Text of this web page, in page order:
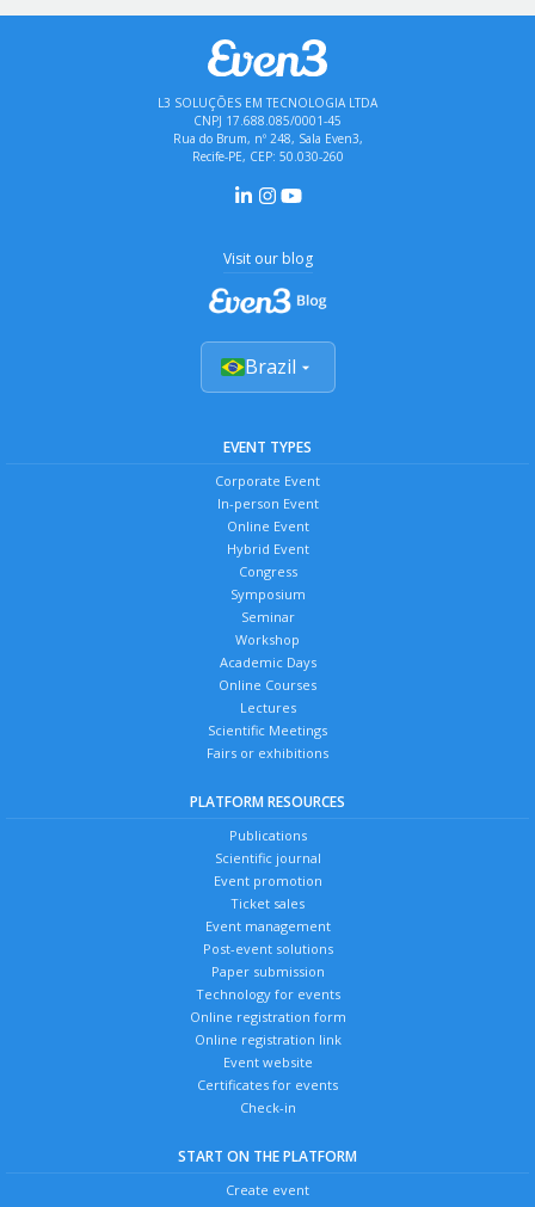
L3 SOLUÇÕES EM TECNOLOGIA LTDA
CNPJ 17.688.085/0001-45
Rua do Brum, nº 248, Sala Even3,
Recife-PE, CEP: 50.030-260
Visit our blog
Brazil
EVENT TYPES
Corporate Event
In-person Event
Online Event
Hybrid Event
Congress
Symposium
Seminar
Workshop
Academic Days
Online Courses
Lectures
Scientific Meetings
Fairs or exhibitions
PLATFORM RESOURCES
Publications
Scientific journal
Event promotion
Ticket sales
Event management
Post-event solutions
Paper submission
Technology for events
Online registration form
Online registration link
Event website
Certificates for events
Check-in
START ON THE PLATFORM
Create event